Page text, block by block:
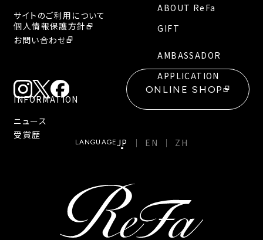
INFORMATION
ニュース
受賞歴
ABOUT ReFa
GIFT
AMBASSADOR
APPLICATION
サイトのご利用について
個人情報保護方針
お問い合わせ
ONLINE SHOP
LANGUAGEJP EN ZH